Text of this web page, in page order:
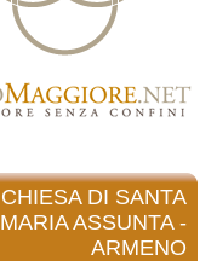
CHIESA DI SANTA
MARIA ASSUNTA -
ARMENO